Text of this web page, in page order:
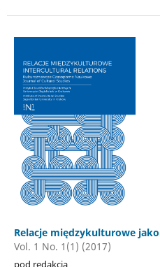
Relacje międzykulturowe
Vol. 1 No. 1(1) (2017)
pod redakcją